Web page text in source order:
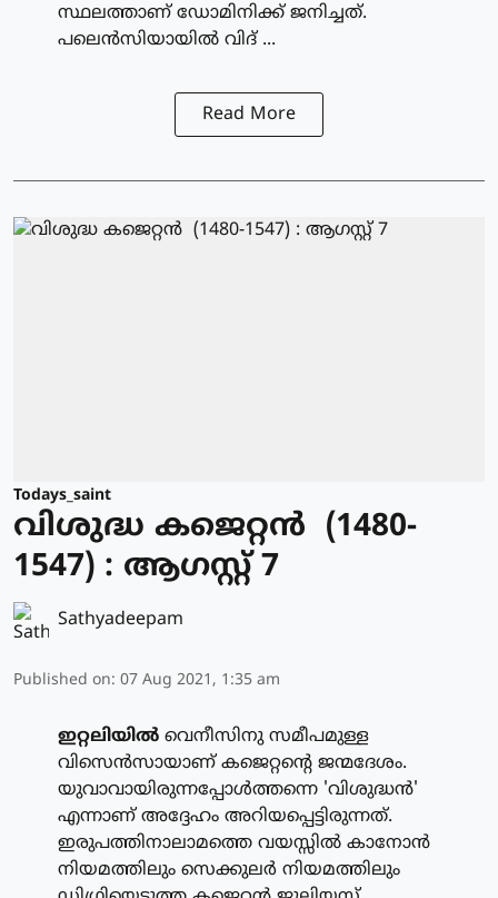
സ്ഥലത്താണ് ഡോമിനിക്ക് ജനിച്ചത്.
പലെന്‍സിയായില്‍ വിദ് ...
Read More
Todays_saint
വിശുദ്ധ കജെറ്റന്‍ (1480-
1547) : ആഗസ്റ്റ് 7
Sathyadeepam
Published on: 07 Aug 2021, 1:35 am
ഇറ്റലിയില്‍ വെനീസിനു സമീപമുള്ള
വിസെന്‍സായാണ് കജെറ്റന്റെ ജന്മദേശം.
യുവാവായിരുന്നപ്പോള്‍ത്തന്നെ 'വിശുദ്ധന്‍'
എന്നാണ് അദ്ദേഹം അറിയപ്പെട്ടിരുന്നത്.
ഇരുപത്തിനാലാമത്തെ വയസ്സില്‍ കാനോന്‍
നിയമത്തിലും സെക്കുലര്‍ നിയമത്തിലും